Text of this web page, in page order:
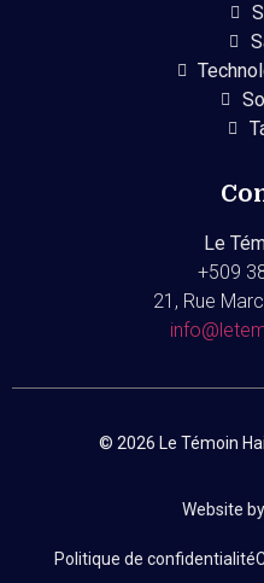
Le
+509
21, Rue
© 2026 Le Témoin
Website
Politique de confidentialité